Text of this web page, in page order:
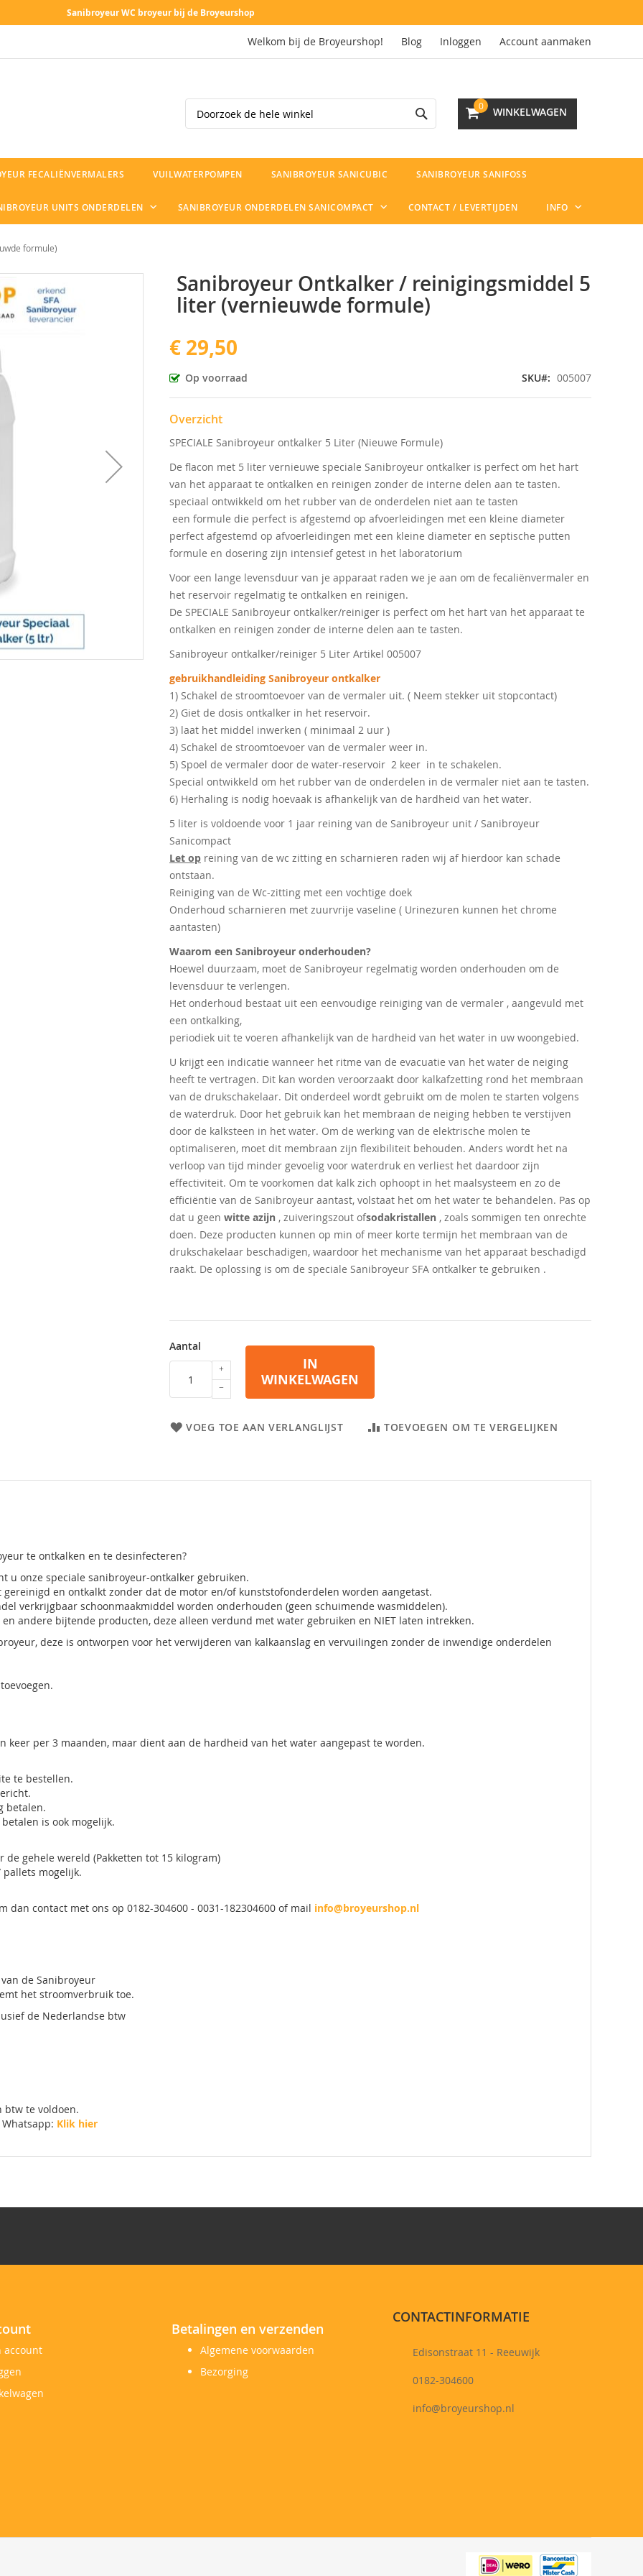
Sanibroyeur WC broyeur bij de Broyeurshop
Welkom bij de Broyeurshop! Blog Inloggen Account aanmaken
WINKELWAGEN
0
Search
FECALIËNVERMALERS VUILWATERPOMPEN SANIBROYEUR SANICUBIC SANIBROYEUR SANIFOSS
UNITS ONDERDELEN SANIBROYEUR ONDERDELEN SANICOMPACT CONTACT / LEVERTIJDEN INFO
formule)
Sanibroyeur Ontkalker / reinigingsmiddel 5
liter (vernieuwde formule)
€ 29,50
Op voorraad SKU 005007
Overzicht
SPECIALE Sanibroyeur ontkalker 5 Liter (Nieuwe Formule)
De flacon met 5 liter vernieuwe speciale Sanibroyeur ontkalker is perfect om het hart
van het apparaat te ontkalken en reinigen zonder de interne delen aan te tasten.
speciaal ontwikkeld om het rubber van de onderdelen niet aan te tasten
een formule die perfect is afgestemd op afvoerleidingen met een kleine diameter
perfect afgestemd op afvoerleidingen met een kleine diameter en septische putten
formule en dosering zijn intensief getest in het laboratorium
Voor een lange levensduur van je apparaat raden we je aan om de fecaliënvermaler en
het reservoir regelmatig te ontkalken en reinigen.
De SPECIALE Sanibroyeur ontkalker/reiniger is perfect om het hart van het apparaat te
ontkalken en reinigen zonder de interne delen aan te tasten.
Sanibroyeur ontkalker/reiniger 5 Liter Artikel 005007
gebruikhandleiding Sanibroyeur ontkalker
1) Schakel de stroomtoevoer van de vermaler uit. ( Neem stekker uit stopcontact)
2) Giet de dosis ontkalker in het reservoir.
3) laat het middel inwerken ( minimaal 2 uur )
4) Schakel de stroomtoevoer van de vermaler weer in.
5) Spoel de vermaler door de water-reservoir 2 keer in te schakelen.
Special ontwikkeld om het rubber van de onderdelen in de vermaler niet aan te tasten.
6) Herhaling is nodig hoevaak is afhankelijk van de hardheid van het water.
5 liter is voldoende voor 1 jaar reining van de Sanibroyeur unit / Sanibroyeur
Sanicompact
Let op reining van de wc zitting en scharnieren raden wij af hierdoor kan schade
ontstaan.
Reiniging van de Wc-zitting met een vochtige doek
Onderhoud scharnieren met zuurvrije vaseline ( Urinezuren kunnen het chrome
aantasten)
Waarom een ​​Sanibroyeur onderhouden?
Hoewel duurzaam, moet de Sanibroyeur regelmatig worden onderhouden om de
levensduur te verlengen.
Het onderhoud bestaat uit een eenvoudige reiniging van de vermaler , aangevuld met
een ontkalking,
periodiek uit te voeren afhankelijk van de hardheid van het water in uw woongebied.
U krijgt een indicatie wanneer het ritme van de evacuatie van het water de neiging
heeft te vertragen. Dit kan worden veroorzaakt door kalkafzetting rond het membraan
van de drukschakelaar. Dit onderdeel wordt gebruikt om de molen te starten volgens
de waterdruk. Door het gebruik kan het membraan de neiging hebben te verstijven
door de kalksteen in het water. Om de werking van de elektrische molen te
optimaliseren, moet dit membraan zijn flexibiliteit behouden. Anders wordt het na
verloop van tijd minder gevoelig voor waterdruk en verliest het daardoor zijn
effectiviteit. Om te voorkomen dat kalk zich ophoopt in het maalsysteem en zo de
efficiëntie van de Sanibroyeur aantast, volstaat het om het water te behandelen. Pas op
dat u geen witte azijn , zuiveringszout ofsodakristallen , zoals sommigen ten onrechte
doen. Deze producten kunnen op min of meer korte termijn het membraan van de
drukschakelaar beschadigen, waardoor het mechanisme van het apparaat beschadigd
raakt. De oplossing is om de speciale Sanibroyeur SFA ontkalker te gebruiken .
Aantal
IN
WINKELWAGEN
VOEG TOE AAN VERLANGLIJST TOEVOEGEN OM TE VERGELIJKEN
te ontkalken en te desinfecteren?
u onze speciale sanibroyeur-ontkalker gebruiken.
en ontkalkt zonder dat de motor en/of kunststofonderdelen worden aangetast.
verkrijgbaar schoonmaakmiddel worden onderhouden (geen schuimende wasmiddelen).
andere bijtende producten, deze alleen verdund met water gebruiken en NIET laten intrekken.
deze is ontworpen voor het verwijderen van kalkaanslag en vervuilingen zonder de inwendige onderdelen
keer per 3 maanden, maar dient aan de hardheid van het water aangepast te worden.
te bestellen.
betalen.
is ook mogelijk.
gehele wereld (Pakketten tot 15 kilogram)
mogelijk.
contact met ons op 0182-304600 - 0031-182304600 of mail info@broyeurshop.nl
de Sanibroyeur
het stroomverbruik toe.
de Nederlandse btw
btw te voldoen.
Whatsapp: Klik hier
account
Betalingen en verzenden
Algemene voorwaarden
Bezorging
CONTACTINFORMATIE
Edisonstraat 11 - Reeuwijk
0182-304600
info@broyeurshop.nl